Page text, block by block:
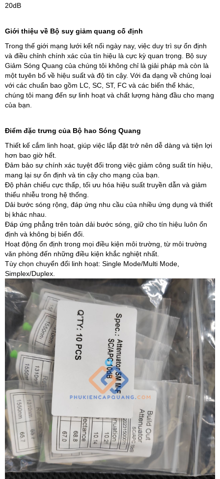
20dB
Giới thiệu về Bộ suy giảm quang cố định
Trong thế giới mạng lưới kết nối ngày nay, việc duy trì sự ổn định
và điều chỉnh chính xác của tín hiệu là cực kỳ quan trọng. Bộ suy
Giảm Sóng Quang của chúng tôi không chỉ là giải pháp mà còn là
một tuyên bố về hiệu suất và độ tin cậy. Với đa dạng về chủng loại
với các chuẩn bao gồm LC, SC, ST, FC và các biến thể khác,
chúng tôi mang đến sự linh hoạt và chất lượng hàng đầu cho mạng
của bạn.
Điểm đặc trưng của Bộ hao Sóng Quang
​Thiết kế cắm linh hoạt, giúp việc lắp đặt trở nên dễ dàng và tiện lợi
hơn bao giờ hết.
Đảm bảo sự chính xác tuyệt đối trong việc giảm công suất tín hiệu,
mang lại sự ổn định và tin cậy cho mạng của bạn.
Độ phản chiếu cực thấp, tối ưu hóa hiệu suất truyền dẫn và giảm
thiểu nhiễu trong hệ thống.
Dải bước sóng rộng, đáp ứng nhu cầu của nhiều ứng dụng và thiết
bị khác nhau.
Đáp ứng phẳng trên toàn dải bước sóng, giữ cho tín hiệu luôn ổn
định và không bị biến đổi.
Hoạt động ổn định trong mọi điều kiện môi trường, từ môi trường
văn phòng đến những điều kiện khắc nghiệt nhất.
Tùy chọn chuyển đổi linh hoạt: Single Mode/Multi Mode,
Simplex/Duplex.